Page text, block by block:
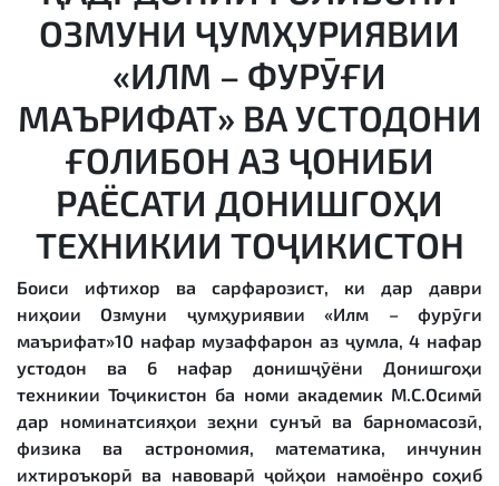
ОЗМУНИ ҶУМҲУРИЯВИИ
«ИЛМ – ФУРӮҒИ
МАЪРИФАТ» ВА УСТОДОНИ
ҒОЛИБОН АЗ ҶОНИБИ
РАЁСАТИ ДОНИШГОҲИ
ТЕХНИКИИ ТОҶИКИСТОН
Боиси ифтихор ва сарфарозист, ки дар даври
ниҳоии Озмуни ҷумҳуриявии «Илм – фурӯғи
маърифат»10 нафар музаффарон аз ҷумла, 4 нафар
устодон ва 6 нафар донишҷӯёни Донишгоҳи
техникии Тоҷикистон ба номи академик М.С.Осимӣ
дар номинатсияҳои зеҳни сунъӣ ва барномасозӣ,
физика ва астрономия, математика, инчунин
ихтироъкорӣ ва навоварӣ ҷойҳои намоёнро соҳиб